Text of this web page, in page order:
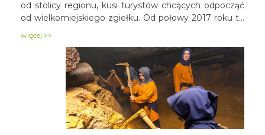
od stolicy regionu, kusi turystów chcących odpocząć
od wielkomiejskiego zgiełku. Od połowy 2017 roku to
się rosnącym, w zawrotnym wręcz tempie,
zainteresowaniem. A to za sprawą wpisu 28 obiektów
z miasta na listę Światowego Dziedzictwa UNESCO,
pierwszego w woj. Śląskim. Podpowiadamy co
jeszcze zobaczyć w "mieście gwarków" podczas
wycieczki do województwa śląskiego.
więcej >>